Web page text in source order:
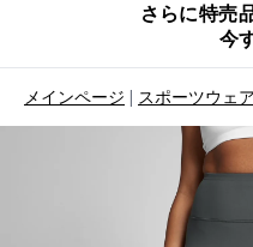
さらに特売
今
メインページ スポーツウェア